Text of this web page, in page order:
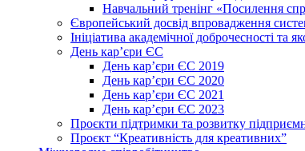
Навчальний тренінг «Посилення
Європейський досвід впровадження
Ініціатива академічної доброчесності та
День кар’єри ЄС
День кар’єри ЄС 2019
День кар’єри ЄС 2020
День кар’єри ЄС 2021
День кар’єри ЄС 2023
Проєкти підтримки та розвитку
Проєкт “Креативність для креативних”